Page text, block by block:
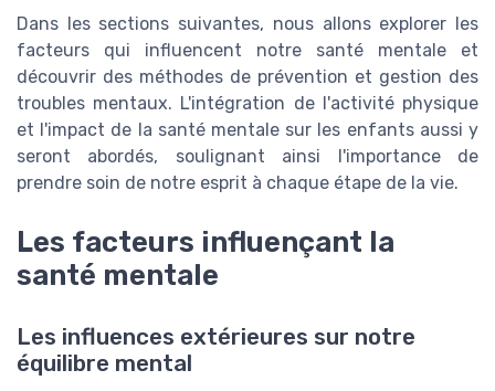
Dans les sections suivantes, nous allons explorer les
facteurs qui influencent notre santé mentale et
découvrir des méthodes de prévention et gestion des
troubles mentaux. L'intégration de l'activité physique
et l'impact de la santé mentale sur les enfants aussi y
seront abordés, soulignant ainsi l'importance de
prendre soin de notre esprit à chaque étape de la vie.
Les facteurs influençant la
santé mentale
Les influences extérieures sur notre
équilibre mental